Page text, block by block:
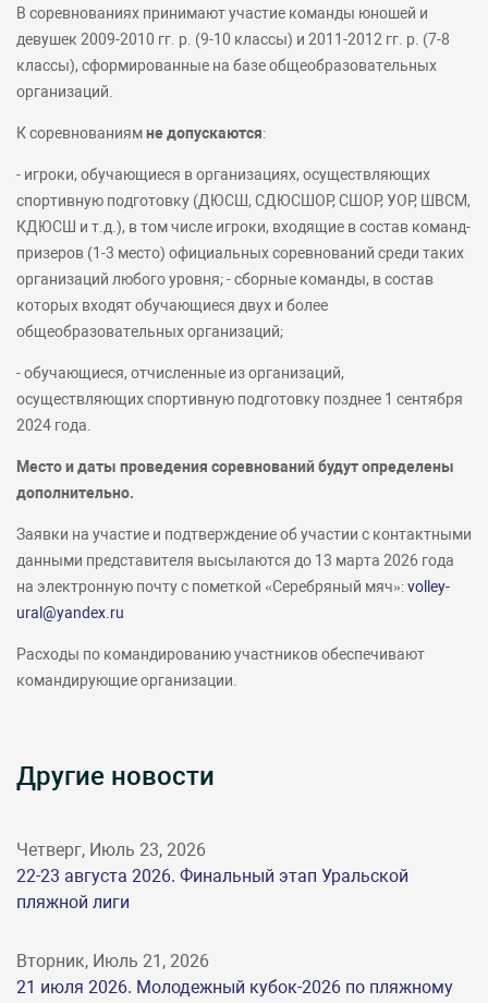
В соревнованиях принимают участие команды юношей и
девушек 2009-2010 гг. р. (9-10 классы) и 2011-2012 гг. р. (7-8
классы), сформированные на базе общеобразовательных
организаций.
К соревнованиямне допускаются:
- игроки, обучающиеся в организациях, осуществляющих
спортивную подготовку (ДЮСШ, СДЮСШОР, СШОР, УОР, ШВСМ,
КДЮСШ и т.д.), в том числе игроки, входящие в состав команд-
призеров (1-3 место) официальных соревнований среди таких
организаций любого уровня; - сборные команды, в состав
которых входят обучающиеся двух и более
общеобразовательных организаций;
- обучающиеся, отчисленные из организаций,
осуществляющих спортивную подготовку позднее 1 сентября
2024 года.
Место и даты проведения соревнований будут определены
дополнительно.
Заявки на участие и подтверждение об участии с контактными
данными представителя высылаются до 13 марта 2026 года
на электронную почту с пометкой «Серебряный мяч»:volley-
ural@yandex.ru
Расходы по командированию участников обеспечивают
командирующие организации.
Другие новости
Четверг, Июль 23, 2026
22-23 августа 2026. Финальный этап Уральской
пляжной лиги
Вторник, Июль 21, 2026
21 июля 2026. Молодежный кубок-2026 по пляжному